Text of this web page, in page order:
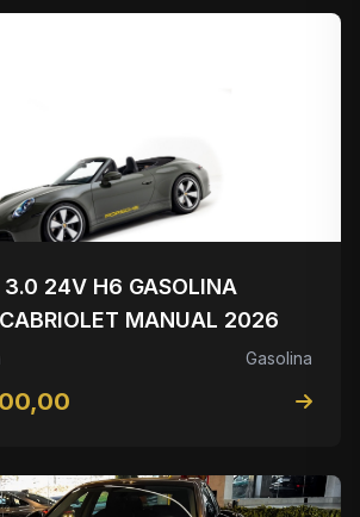
24V H6 GASOLINA
MANUAL 2026
Gasolina